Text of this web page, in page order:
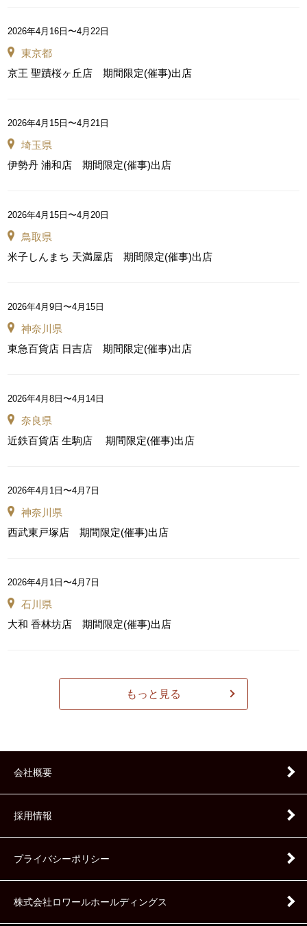
2026年4月16日〜4月22日
東京都
京王 聖蹟桜ヶ丘店 期間限定(催事)出店
2026年4月15日〜4月21日
埼玉県
伊勢丹 浦和店 期間限定(催事)出店
2026年4月15日〜4月20日
鳥取県
米子しんまち 天満屋店 期間限定(催事)出店
2026年4月9日〜4月15日
神奈川県
東急百貨店 日吉店 期間限定(催事)出店
2026年4月8日〜4月14日
奈良県
近鉄百貨店 生駒店 期間限定(催事)出店
2026年4月1日〜4月7日
神奈川県
西武東戸塚店 期間限定(催事)出店
2026年4月1日〜4月7日
石川県
大和 香林坊店 期間限定(催事)出店
もっと見る
会社概要
採用情報
プライバシーポリシー
株式会社ロワールホールディングス